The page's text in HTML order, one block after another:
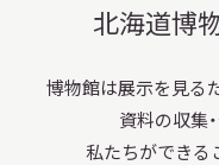
北海道博
博物館は展示を見る
資料の収集
私たちができる